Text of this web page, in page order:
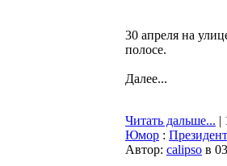
30 апреля на
полосе.
Далее...
Читать дальше... |
Юмор :
Автор: calipso в